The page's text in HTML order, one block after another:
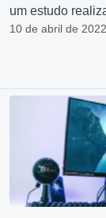
um estudo
10 de abril de